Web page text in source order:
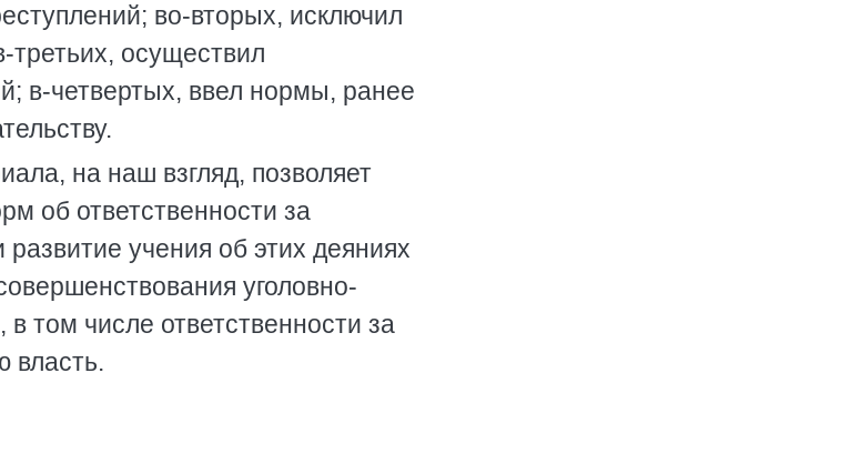
во-вторых, исключил
осуществил
в-четвертых, ввел нормы, ранее
на наш взгляд, позволяет
об ответственности за
учения об этих деяниях
уголовно-
том числе ответственности за
власть.